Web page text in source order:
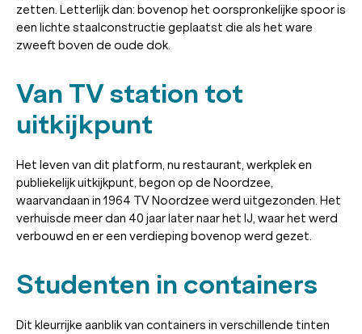
zetten. Letterlijk dan: bovenop het oorspronkelijke spoor is
een lichte staalconstructie geplaatst die als het ware
zweeft boven de oude dok.
Van TV station tot
uitkijkpunt
Het leven van dit platform, nu restaurant, werkplek en
publiekelijk uitkijkpunt, begon op de Noordzee,
waarvandaan in 1964 TV Noordzee werd uitgezonden. Het
verhuisde meer dan 40 jaar later naar het IJ, waar het werd
verbouwd en er een verdieping bovenop werd gezet.
Studenten in containers
Dit kleurrijke aanblik van containers in verschillende tinten